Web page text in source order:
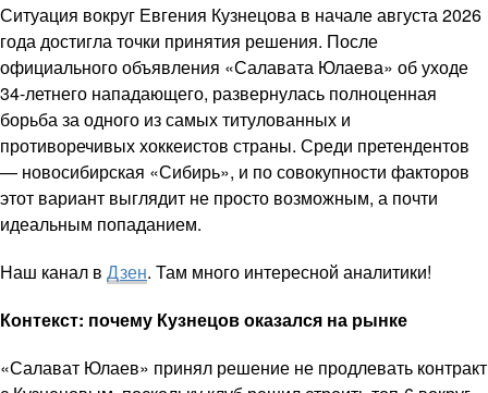
Ситуация вокруг Евгения Кузнецова в начале августа 2026
года достигла точки принятия решения. После
официального объявления «Салавата Юлаева» об уходе
34-летнего нападающего, развернулась полноценная
борьба за одного из самых титулованных и
противоречивых хоккеистов страны. Среди претендентов
— новосибирская «Сибирь», и по совокупности факторов
этот вариант выглядит не просто возможным, а почти
идеальным попаданием.
Наш канал в Дзен. Там много интересной аналитики!
Контекст: почему Кузнецов оказался на рынке
«Салават Юлаев» принял решение не продлевать контракт